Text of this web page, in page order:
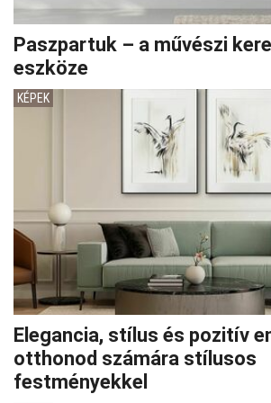
Paszpartuk – a művészi
eszköze
KÉPEK
Elegancia, stílus és pozitív
otthonod számára stílusos
festményekkel